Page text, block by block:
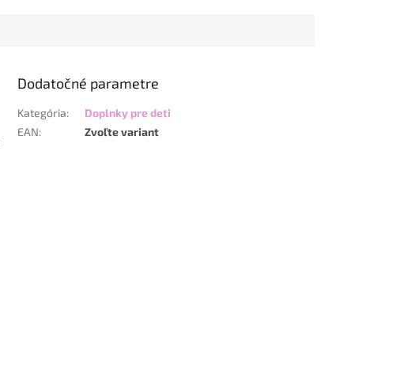
Dodatočné parametre
Kategória:
Doplnky pre deti
EAN: Zvoľte variant